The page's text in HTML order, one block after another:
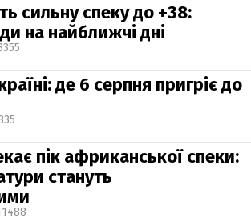
сильну спеку до +38:
на найближчі дні
де 6 серпня пригріє до
пік африканської спеки:
стануть